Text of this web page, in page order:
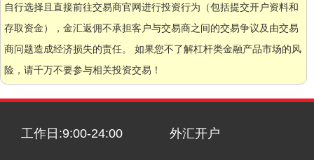
自行选择且直接前往交易商官网进行投资行为（包括提交开户资料和
存取资金），金汇返佣不承担客户与交易商之间的交易争议及由交易
商问题造成经济损失的责任。 如果您不了解杠杆类金融产品市场的风
险，请千万不要参与相关投资交易！
工作日:9:00-24:00 外汇开户